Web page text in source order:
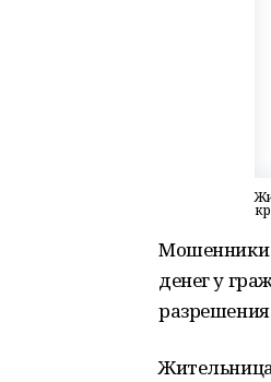
Мошенники
денег у